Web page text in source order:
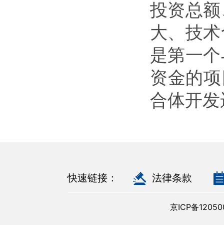
投资总
大、技
是第一
资金的
合体开
快速链接： 法律条款
京ICP备